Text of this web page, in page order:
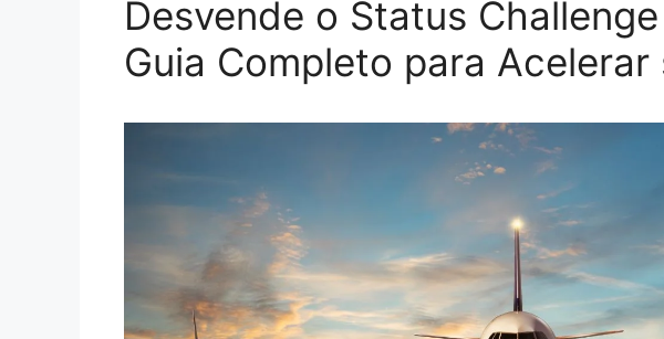
Desvende o Status
Guia Completo para